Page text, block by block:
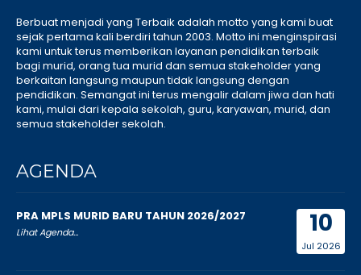
Berbuat menjadi yang Terbaik adalah motto yang kami buat
sejak pertama kali berdiri tahun 2003. Motto ini menginspirasi
kami untuk terus memberikan layanan pendidikan terbaik
bagi murid, orang tua murid dan semua stakeholder yang
berkaitan langsung maupun tidak langsung dengan
pendidikan. Semangat ini terus mengalir dalam jiwa dan hati
kami, mulai dari kepala sekolah, guru, karyawan, murid, dan
semua stakeholder sekolah.
AGENDA
10
Jul 2026
PRA MPLS MURID BARU TAHUN 2026/2027
Lihat Agenda...